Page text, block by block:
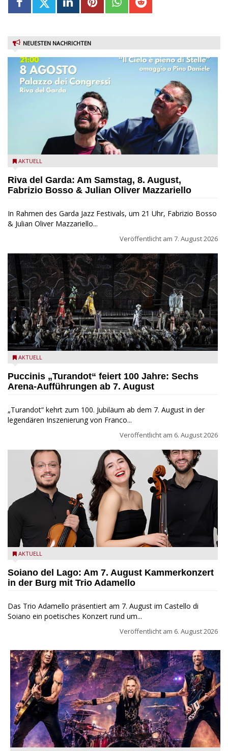
NEUESTEN NACHRICHTEN
Fabrizio Bosso & Julian Oliver Mazzariello zu Gast beim Garda
AKTUELL
Riva del Garda: Am Samstag, 8. August,
Fabrizio Bosso & Julian Oliver Mazzariello
In Rahmen des Garda Jazz Festivals, um 21 Uhr, Fabrizio Bosso
& Julian Oliver Mazzariello...
Veröffentlicht am 7. August 2026
Turandot in der Arena von Verona - Ennevi für Fondazione
AKTUELL
Puccinis „Turandot“ feiert 100 Jahre: Sechs
Arena-Aufführungen ab 7. August
„Turandot“ kehrt zum 100. Jubiläum ab dem 7. August in der
legendären Inszenierung von Franco...
Veröffentlicht am 6. August 2026
Trio Adamello
AKTUELL
Soiano del Lago: Am 7. August Kammerkonzert
in der Burg mit Trio Adamello
Das Trio Adamello präsentiert am 7. August im Castello di
Soiano ein poetisches Konzert rund um...
Veröffentlicht am 6. August 2026